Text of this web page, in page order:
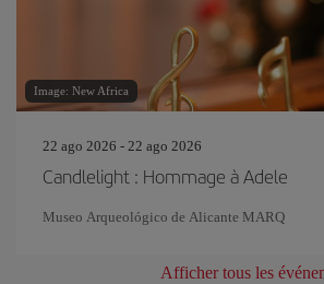
Image: New Africa
22 ago 2026 - 22 ago 2026
Candlelight : Hommage à Adele
Museo Arqueológico de Alicante MARQ
Afficher tous les